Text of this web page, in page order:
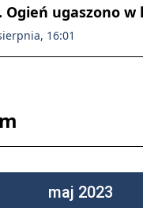
Ogień ugaszono
16:01
maj 2023